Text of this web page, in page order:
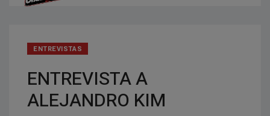
ENTREVISTAS
ENTREVISTA A
ALEJANDRO KIM